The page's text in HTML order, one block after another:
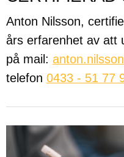
Anton Nilsson,
års erfarenhet av att
på mail:
telefon 0433 - 51 77